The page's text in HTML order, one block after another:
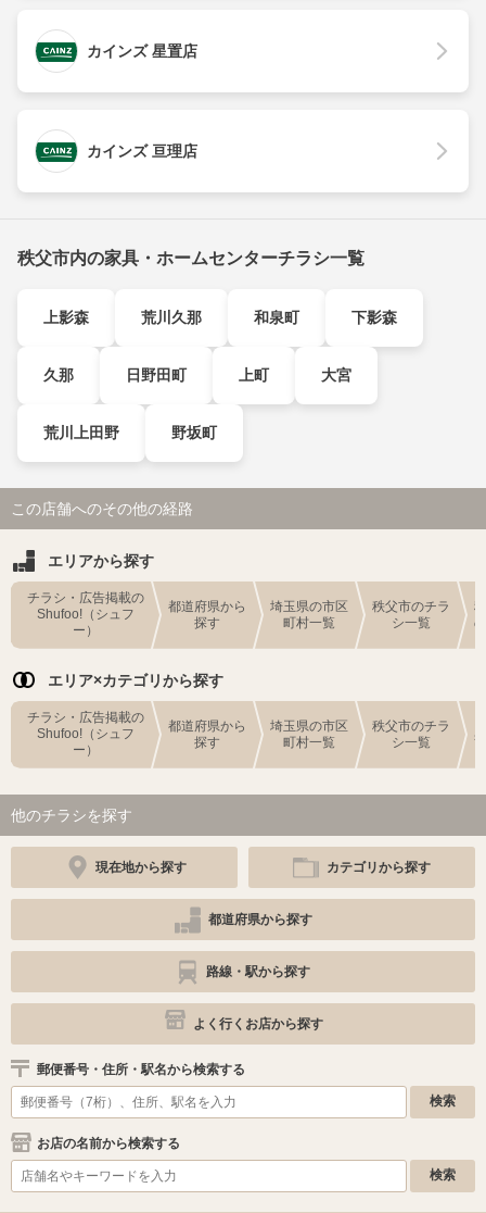
カインズ 星置店
カインズ 亘理店
秩父市内の家具・ホームセンターチラシ一覧
上影森 荒川久那 和泉町 下影森
久那 日野田町 上町 大宮
荒川上田野 野坂町
この店舗へのその他の経路
エリアから探す
チラシ・広告掲載の
Shufoo!（シュフ
ー）
都道府県から
探す
埼玉県の市区
町村一覧
秩父市のチラ
シ一覧
エリア×カテゴリから探す
チラシ・広告掲載の
Shufoo!（シュフ
ー）
都道府県から
探す
埼玉県の市区
町村一覧
秩父市のチラ
シ一覧
他のチラシを探す
現在地から探す カテゴリから探す
都道府県から探す
路線・駅から探す
よく行くお店から探す
郵便番号・住所・駅名から検索する
お店の名前から検索する